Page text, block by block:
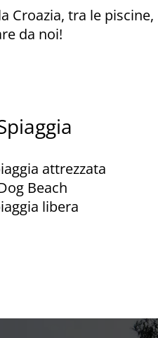
tra le
da noi!
attrezzata
Beach
libera